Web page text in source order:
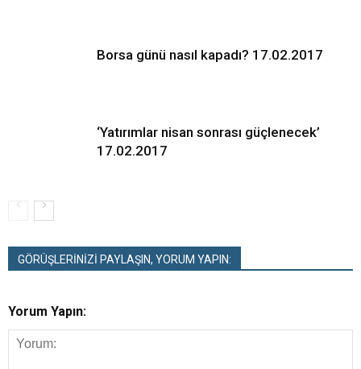
Borsa günü nasıl kapadı? 17.02.2017
‘Yatırımlar nisan sonrası güçlenecek’
17.02.2017
GÖRÜŞLERİNİZİ PAYLAŞIN, YORUM YAPIN:
Yorum Yapın: